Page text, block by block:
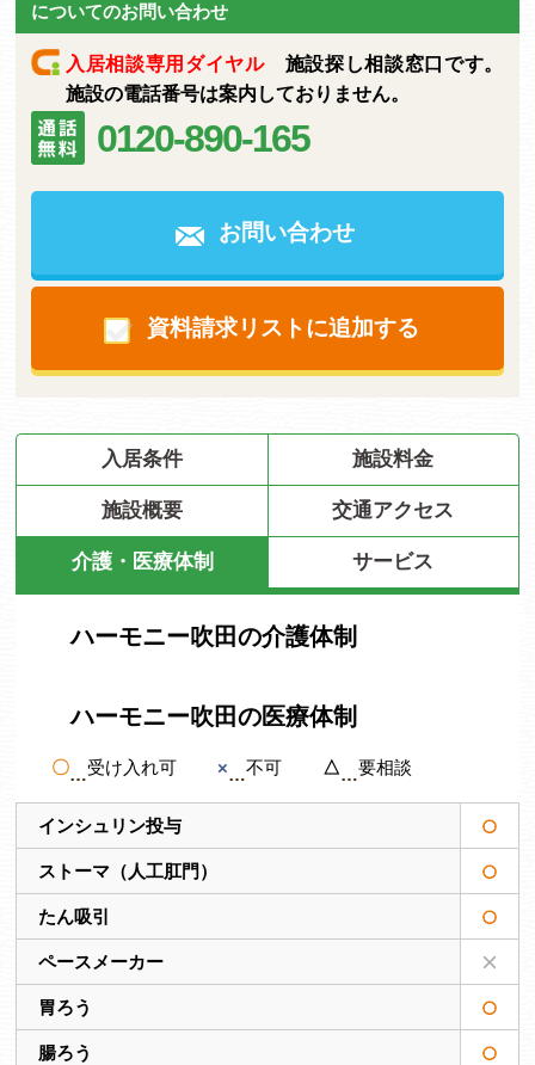
についてのお問い合わせ
入居相談専用ダイヤル施設探し相談窓口です。
施設の電話番号は案内しておりません。
0120-890-165
お問い合わせ
資料請求リストに追加する
入居条件 施設料金
施設概要 交通アクセス
介護・医療体制 サービス
ハーモニー吹田の介護体制
ハーモニー吹田の医療体制
〇 受け入れ可 × 不可 △ 要相談
インシュリン投与
ストーマ（人工肛門）
たん吸引
ペースメーカー
胃ろう
腸ろう